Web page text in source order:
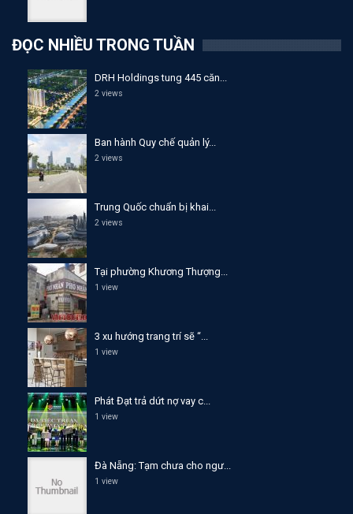
ĐỌC NHIỀU TRONG TUẦN
DRH Holdings tung 445 căn...
2 views
Ban hành Quy chế quản lý...
2 views
Trung Quốc chuẩn bị khai...
2 views
Tại phường Khương Thượng...
1 view
3 xu hướng trang trí sẽ “...
1 view
Phát Đạt trả dứt nợ vay c...
1 view
Đà Nẵng: Tạm chưa cho ngư...
1 view